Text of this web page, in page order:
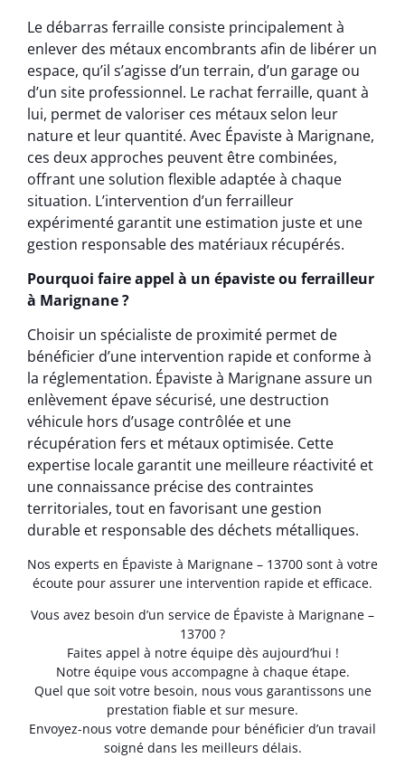
Le débarras ferraille consiste principalement à
enlever des métaux encombrants afin de libérer un
espace, qu’il s’agisse d’un terrain, d’un garage ou
d’un site professionnel. Le rachat ferraille, quant à
lui, permet de valoriser ces métaux selon leur
nature et leur quantité. Avec Épaviste à Marignane,
ces deux approches peuvent être combinées,
offrant une solution flexible adaptée à chaque
situation. L’intervention d’un ferrailleur
expérimenté garantit une estimation juste et une
gestion responsable des matériaux récupérés.
Pourquoi faire appel à un épaviste ou ferrailleur
à Marignane ?
Choisir un spécialiste de proximité permet de
bénéficier d’une intervention rapide et conforme à
la réglementation. Épaviste à Marignane assure un
enlèvement épave sécurisé, une destruction
véhicule hors d’usage contrôlée et une
récupération fers et métaux optimisée. Cette
expertise locale garantit une meilleure réactivité et
une connaissance précise des contraintes
territoriales, tout en favorisant une gestion
durable et responsable des déchets métalliques.
Nos experts en Épaviste à Marignane – 13700 sont à votre
écoute pour assurer une intervention rapide et efficace.
Vous avez besoin d’un service de Épaviste à Marignane –
13700 ?
Faites appel à notre équipe dès aujourd’hui !
Notre équipe vous accompagne à chaque étape.
Quel que soit votre besoin, nous vous garantissons une
prestation fiable et sur mesure.
Envoyez-nous votre demande pour bénéficier d’un travail
soigné dans les meilleurs délais.